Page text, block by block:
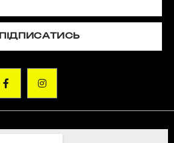
ПІДПИСАТИСЬ